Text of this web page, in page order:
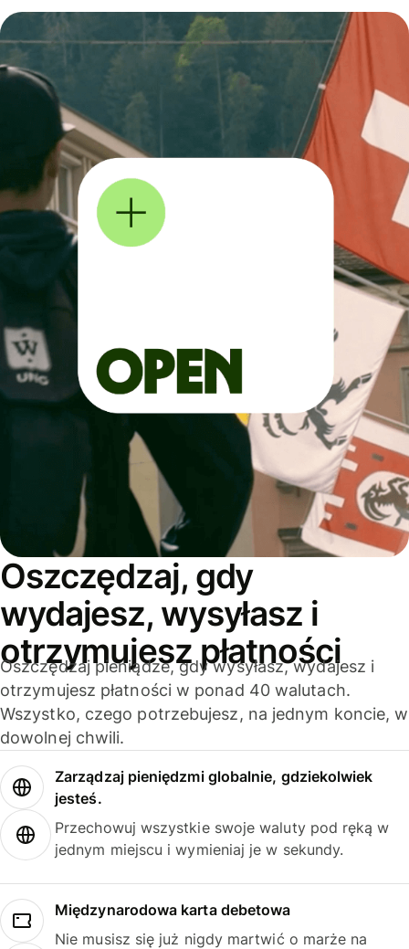
Oszczędzaj, gdy
wydajesz, wysyłasz i
otrzymujesz płatności
Oszczędzaj pieniądze, gdy wysyłasz, wydajesz i
otrzymujesz płatności w ponad 40 walutach.
Wszystko, czego potrzebujesz, na jednym koncie, w
dowolnej chwili.
Zarządzaj pieniędzmi globalnie, gdziekolwiek
jesteś.
Przechowuj wszystkie swoje waluty pod ręką w
jednym miejscu i wymieniaj je w sekundy.
Międzynarodowa karta debetowa
Nie musisz się już nigdy martwić o marże na